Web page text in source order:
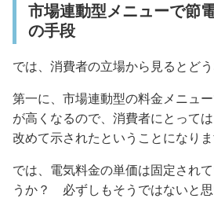
市場連動型メニューで節
の手段
では、消費者の立場から見るとどう
第一に、市場連動型の料金メニュ
が高くなるので、消費者にとって
改めて示されたということになりま
では、電気料金の単価は固定され
うか？ 必ずしもそうではないと